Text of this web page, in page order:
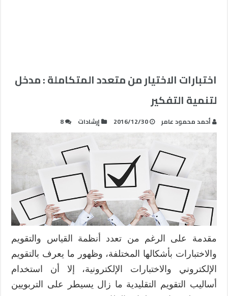
اختبارات الاختيار من متعدد المتكاملة : مدخل
لتنمية التفكير
أحمد محمود عامر 2016/12/30 إرشادات 8
مقدمة على الرغم من تعدد أنظمة القياس والتقويم
والاختبارات بأشكالها المختلفة، وظهور ما يعرف بالتقويم
الإلكتروني والاختبارات الإلكترونية، إلا أن استخدام
أساليب التقويم التقليدية ما زال يسيطر على التربويين